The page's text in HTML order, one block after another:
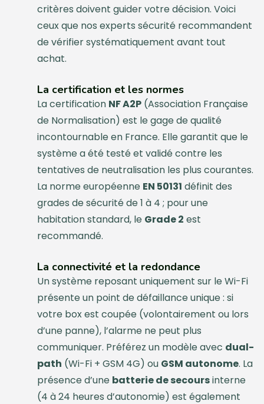
critères doivent guider votre décision. Voici
ceux que nos experts sécurité recommandent
de vérifier systématiquement avant tout
achat.
La certification et les normes
La certification NF A2P (Association Française
de Normalisation) est le gage de qualité
incontournable en France. Elle garantit que le
système a été testé et validé contre les
tentatives de neutralisation les plus courantes.
La norme européenne EN 50131 définit des
grades de sécurité de 1 à 4 ; pour une
habitation standard, le Grade 2 est
recommandé.
La connectivité et la redondance
Un système reposant uniquement sur le Wi-Fi
présente un point de défaillance unique : si
votre box est coupée (volontairement ou lors
d’une panne), l’alarme ne peut plus
communiquer. Préférez un modèle avec dual-
path (Wi-Fi + GSM 4G) ou GSM autonome. La
présence d’une batterie de secoursinterne
(4 à 24 heures d’autonomie) est également